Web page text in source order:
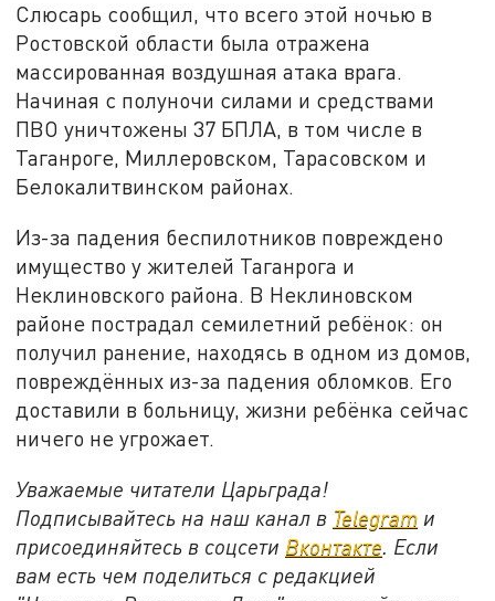
Слюсарь сообщил, что всего этой ночью в
Ростовской области была отражена
массированная воздушная атака врага.
Начиная с полуночи силами и средствами
ПВО уничтожены 37 БПЛА, в том числе в
Таганроге, Миллеровском, Тарасовском и
Белокалитвинском районах.
Из-за падения беспилотников повреждено
имущество у жителей Таганрога и
Неклиновского района. В Неклиновском
районе пострадал семилетний ребёнок: он
получил ранение, находясь в одном из домов,
повреждённых из-за падения обломков. Его
доставили в больницу, жизни ребёнка сейчас
ничего не угрожает.
Уважаемые читатели Царьграда!
Подписывайтесь на наш канал в Telegram и
присоединяйтесь в соцсети Вконтакте . Если
вам есть чем поделиться с редакцией